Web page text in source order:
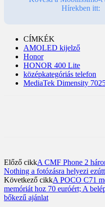
Hírekben itt:
CÍMKÉK
AMOLED kijelző
Honor
HONOR 400 Lite
középkategóriás telefon
MediaTek Dimensity
Előző cikkA CMF Phone 2
Nothing a fotózásra helyezi
Következő cikkA POCO C71
memóriát hoz 70 euróért; A
bőkezű ajánlat